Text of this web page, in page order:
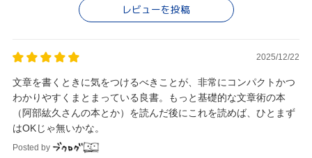
レビューを投稿
2025/12/22
文章を書くときに気をつけるべきことが、非常にコンパクトかつ
わかりやすくまとまっている良書。もっと基礎的な文章術の本
（阿部紘久さんの本とか）を読んだ後にこれを読めば、ひとまず
はOKじゃ無いかな。
Posted by